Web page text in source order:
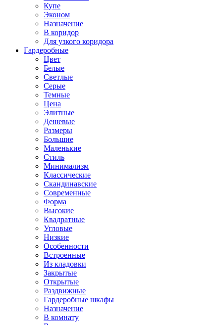
Купе
Эконом
Назначение
В коридор
Для узкого коридора
Гардеробные
Цвет
Белые
Светлые
Серые
Темные
Цена
Элитные
Дешевые
Размеры
Большие
Маленькие
Стиль
Минимализм
Классические
Скандинавские
Современные
Форма
Высокие
Квадратные
Угловые
Низкие
Особенности
Встроенные
Из кладовки
Закрытые
Открытые
Раздвижные
Гардеробные шкафы
Назначение
В комнату